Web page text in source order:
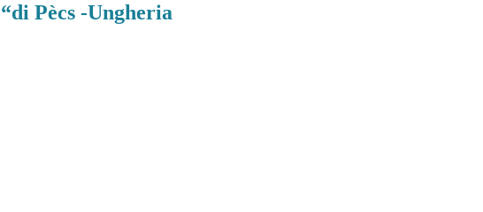
Pècs -Ungheria